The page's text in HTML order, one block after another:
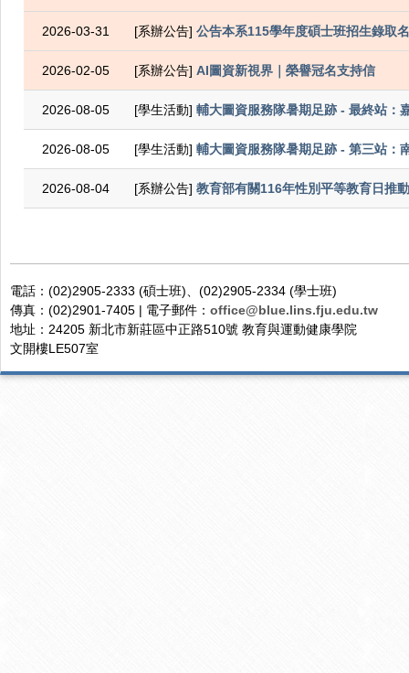
2026-03-31 [系辦公告] 公告本系115學年度碩士班招生錄取
2026-02-05 [系辦公告] AI圖資新視界｜榮譽冠名支持信
2026-08-05 [學生活動] 輔大圖資服務隊暑期足跡 - 最終站：
2026-08-05 [學生活動] 輔大圖資服務隊暑期足跡 - 第三站：
2026-08-04 [系辦公告] 教育部有關116年性別平等教育日推
電話：(02)2905-2333 (碩士班)、(02)2905-2334 (學士班)
傳真：(02)2901-7405 | 電子郵件： office@blue.lins.fju.edu.tw
地址：24205 新北市新莊區中正路510號 教育與運動健康學院
文開樓LE507室